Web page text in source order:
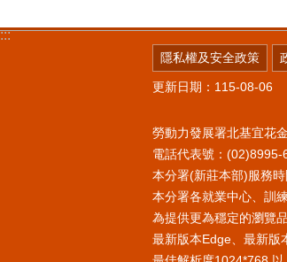
:::
隱私權及安全政策
更新日期：115-08-06
勞動力發展署北基宜花
電話代表號：
本分署(新莊本部)服務
本分署各就業中心、訓
為提供更為穩定的瀏覽
最新版本Edge、最新版